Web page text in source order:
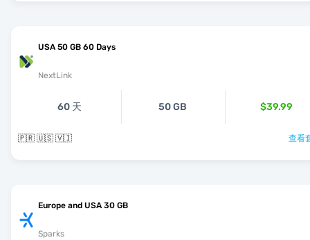
USA 50 GB 60 Days
NextLink
60 天 50 GB $39.99
🇵🇷 🇺🇸 🇻🇮 查看
Europe and USA 30 GB
Sparks